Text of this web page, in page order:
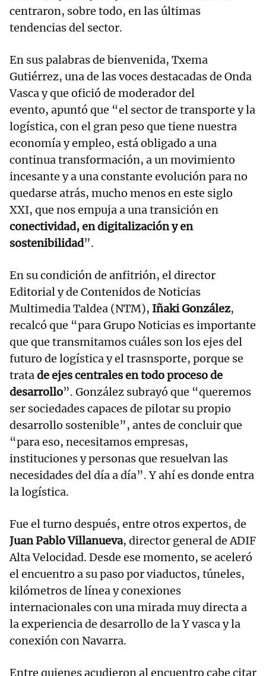
centraron, sobre todo, en las últimas
tendencias del sector.
En sus palabras de bienvenida, Txema
Gutiérrez, una de las voces destacadas de Onda
Vasca y que ofició de moderador del
evento, apuntó que “el sector de transporte y la
logística, con el gran peso que tiene nuestra
economía y empleo, está obligado a una
continua transformación, a un movimiento
incesante y a una constante evolución para no
quedarse atrás, mucho menos en este siglo
XXI, que nos empuja a una transición en
conectividad, en digitalización y en
sostenibilidad”.
En su condición de anfitrión, el director
Editorial y de Contenidos de Noticias
Multimedia Taldea (NTM), Iñaki González,
recalcó que “para Grupo Noticias es importante
que que transmitamos cuáles son los ejes del
futuro de logística y el trasnsporte, porque se
tratade ejes centrales en todo proceso de
desarrollo”. González subrayó que “queremos
ser sociedades capaces de pilotar su propio
desarrollo sostenible”, antes de concluir que
“para eso, necesitamos empresas,
instituciones y personas que resuelvan las
necesidades del día a día”. Y ahí es donde entra
la logística.
Fue el turno después, entre otros expertos, de
Juan Pablo Villanueva, director general de ADIF
Alta Velocidad. Desde ese momento, se aceleró
el encuentro a su paso por viaductos, túneles,
kilómetros de línea y conexiones
internacionales con una mirada muy directa a
la experiencia de desarrollo de la Y vasca y la
conexión con Navarra.
Entre quienes acudieron al encuentro cabe citar